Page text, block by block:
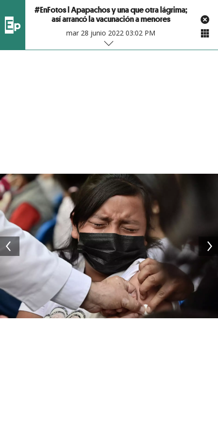
#EnFotos l Apapachos y una que otra lágrima;
así arrancó la vacunación a menores
mar 28 junio 2022 03:02 PM